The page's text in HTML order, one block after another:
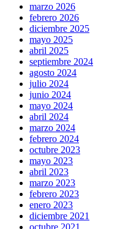
marzo 2026
febrero 2026
diciembre 2025
mayo 2025
abril 2025
septiembre 2024
agosto 2024
julio 2024
junio 2024
mayo 2024
abril 2024
marzo 2024
febrero 2024
octubre 2023
mayo 2023
abril 2023
marzo 2023
febrero 2023
enero 2023
diciembre 2021
octubre 2021